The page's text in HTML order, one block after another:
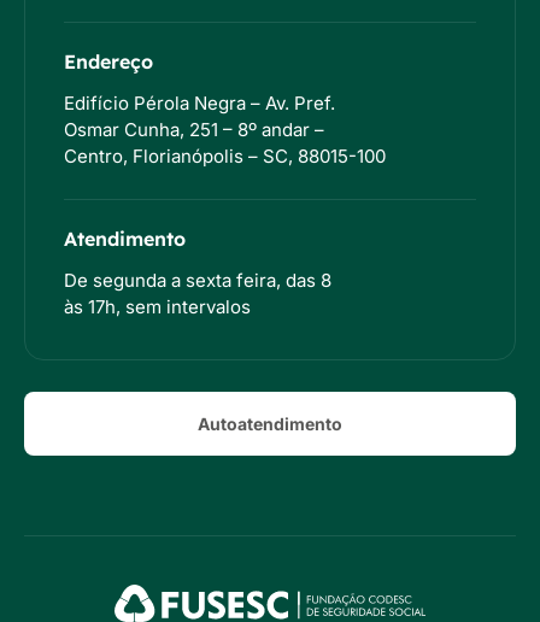
Endereço
Edifício Pérola Negra – Av. Pref.
Osmar Cunha, 251 – 8º andar –
Centro, Florianópolis – SC, 88015-100
Atendimento
De segunda a sexta feira, das 8
às 17h, sem intervalos
Autoatendimento